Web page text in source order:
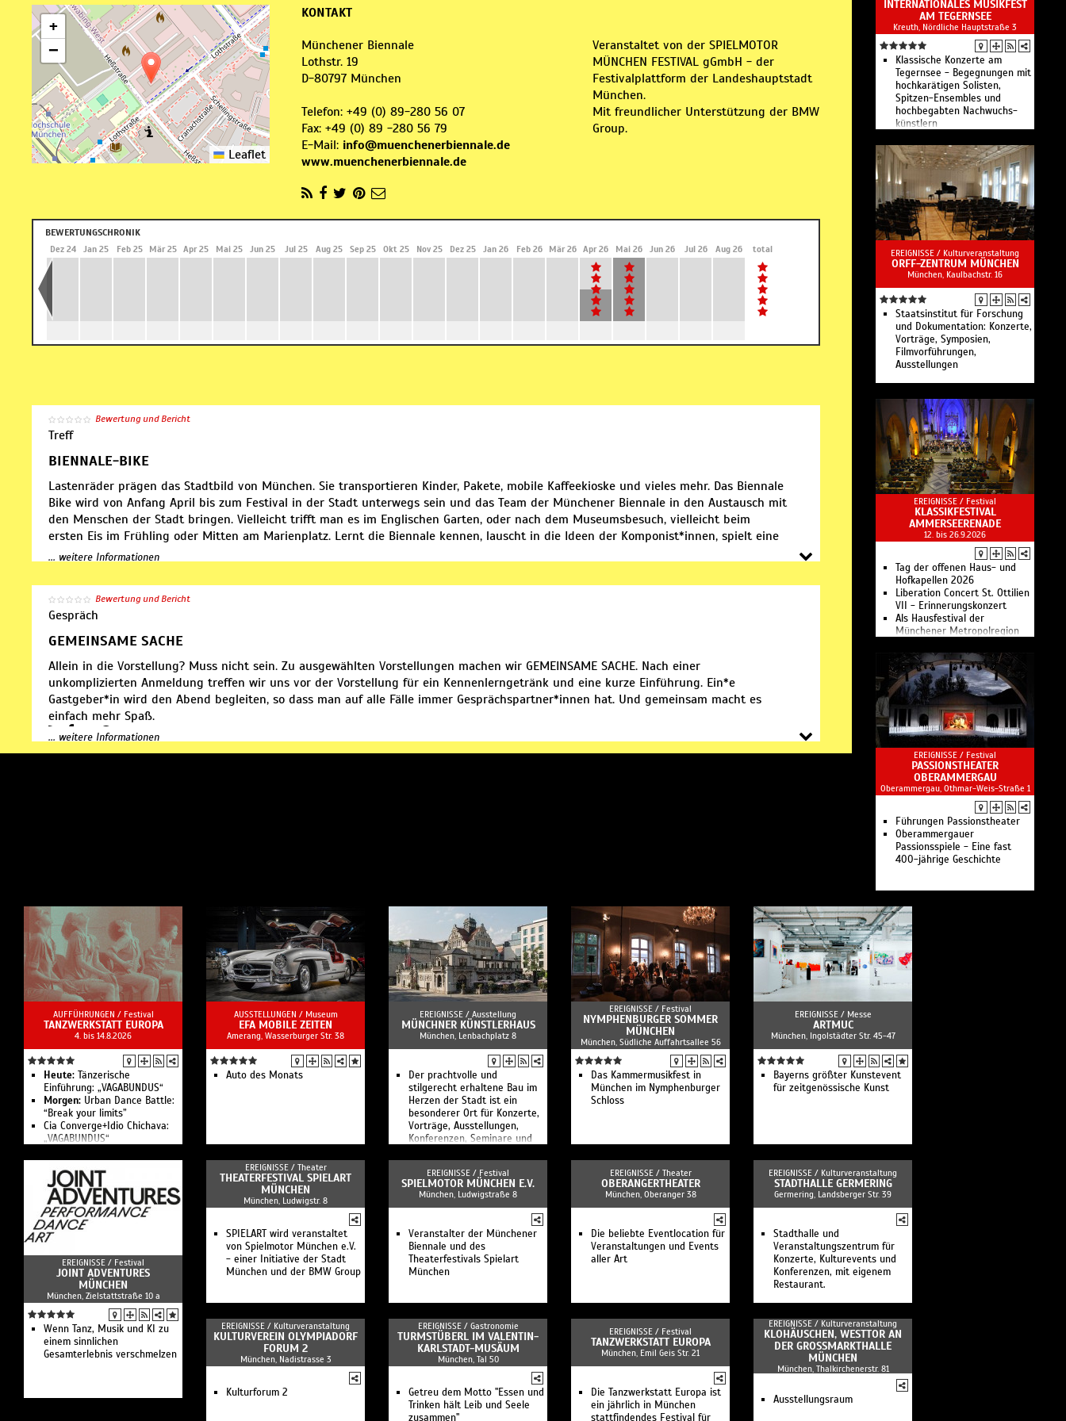
+
−
Leaflet
KONTAKT
Münchener Biennale
Lothstr. 19
D-80797 München
Telefon: +49 (0) 89-280 56 07
Fax: +49 (0) 89 -280 56 79
E-Mail: info@muenchenerbiennale.de
www.muenchenerbiennale.de
Veranstaltet von der SPIELMOTOR
MÜNCHEN FESTIVAL gGmbH ­­- der
Festivalplattform der Landeshauptstadt
München.
Mit freundlicher Unterstützung der BMW
Group.
BEWERTUNGSCHRONIK
Dez 24 Jan 25 Feb 25 Mär 25 Apr 25 Mai 25 Jun 25 Jul 25 Aug 25 Sep 25 Okt 25 Nov 25 Dez 25 Jan 26 Feb 26 Mär 26 Apr 26 Mai 26 Jun 26 Jul 26 Aug 26 total
Bewertung und Bericht
Treff
BIENNALE-BIKE
Lastenräder prägen das Stadtbild von München. Sie transportieren Kinder, Pakete, mobile Kaffeekioske und vieles mehr. Das Biennale
Bike wird von Anfang April bis zum Festival in der Stadt unterwegs sein und das Team der Münchener Biennale in den Austausch mit
den Menschen der Stadt bringen. Vielleicht trifft man es im Englischen Garten, oder nach dem Museumsbesuch, vielleicht beim
ersten Eis im Frühling oder Mitten am Marienplatz. Lernt die Biennale kennen, lauscht in die Ideen der Komponist*innen, spielt eine
Runde Tischkicker und findet eure perfekte Vorstellung für den Mai.
... weitere Informationen
Bewertung und Bericht
Gespräch
GEMEINSAME SACHE
Allein in die Vorstellung? Muss nicht sein. Zu ausgewählten Vorstellungen machen wir GEMEINSAME SACHE. Nach einer
unkomplizierten Anmeldung treffen wir uns vor der Vorstellung für ein Kennenlerngetränk und eine kurze Einführung. Ein*e
Gastgeber*in wird den Abend begleiten, so dass man auf alle Fälle immer Gesprächspartner*innen hat. Und gemeinsam macht es
einfach mehr Spaß.
... weitere Informationen
INTERNATIONALES MUSIKFEST
AM TEGERNSEE
Kreuth, Nördliche Hauptstraße 3
Klassische Konzerte am
Tegernsee - Begegnungen mit
hochkarätigen Solisten,
Spitzen-Ensem­bles und
hochbegabten Nach­wuchs­
künstlern
EREIGNISSE / Kulturveranstaltung
ORFF-ZENTRUM MÜNCHEN
München, Kaulbachstr. 16
Staatsinstitut für Forschung
und Dokumentation: Konzerte,
Vorträge, Symposien,
Filmvorführungen,
Ausstellungen
EREIGNISSE / Festival
KLASSIKFESTIVAL
AMMERSEERENADE
12. bis 26.9.2026
Tag der offenen Haus- und
Hofkapellen 2026
Liberation Concert St. Ottilien
VII - Erinnerungskonzert
Als Hausfestival der
Münchener Metropolregion
Artfestival AMMERSEErenade
an den idyllischen Ammersee
ein.
EREIGNISSE / Festival
PASSIONSTHEATER
OBERAMMERGAU
Oberammergau, Othmar-Weis-Straße 1
Führungen Passionstheater
Oberammergauer
Passionsspiele - Eine fast
400-jährige Geschichte
AUFFÜHRUNGEN / Festival
TANZWERKSTATT EUROPA
4. bis 14.8.2026
Heute: Tänzerische
Einführung: „VAGABUNDUS“
Morgen: Urban Dance Battle:
“Break your limits”
Cia Converge+Idio Chichava:
„VAGABUNDUS“
better“
Open Stage – „Who’s next?“
Einführungsvortrag im
Rahmen von „A Suite of
Dances - A Day In The Studio“
Bewegte Einführung: „A Suite
of Dances - A Day In The
Studio“
Dance On Ensemble:
Dorothée Munyaneza, Cie
Kadidi: „Toi, moi, Tituba…“
Experimental Jam
Final Lecture & Party
AUSSTELLUNGEN / Museum
EFA MOBILE ZEITEN
Amerang, Wasserburger Str. 38
Auto des Monats
EREIGNISSE / Ausstellung
MÜNCHNER KÜNSTLERHAUS
München, Lenbachplatz 8
Der prachtvolle und
stilgerecht erhaltene Bau im
Herzen der Stadt ist ein
besonderer Ort für Konzerte,
Vorträge, Ausstellungen,
Konferenzen, Seminare und
EREIGNISSE / Festival
NYMPHENBURGER SOMMER
MÜNCHEN
München, Südliche Auffahrtsallee 56
Das Kammermusikfest in
München im Nymphenburger
Schloss
EREIGNISSE / Messe
ARTMUC
München, Ingolstädter Str. 45-47
Bayerns größter Kunstevent
für zeitgenössische Kunst
EREIGNISSE / Festival
JOINT ADVENTURES
MÜNCHEN
München, Zielstattstraße 10 a
Wenn Tanz, Musik und KI zu
einem sinnlichen
Gesamterlebnis verschmelzen
EREIGNISSE / Theater
THEATERFESTIVAL SPIELART
MÜNCHEN
München, Ludwigstr. 8
SPIELART wird veranstaltet
von Spielmotor München e.V.
- einer Initiative der Stadt
München und der BMW Group
EREIGNISSE / Festival
SPIELMOTOR MÜNCHEN E.V.
München, Ludwigstraße 8
Veranstalter der Münchener
Biennale und des
Theaterfestivals Spielart
München
EREIGNISSE / Theater
OBERANGERTHEATER
München, Oberanger 38
Die beliebte Eventlocation für
Veranstaltungen und Events
aller Art
EREIGNISSE / Kulturveranstaltung
STADTHALLE GERMERING
Germering, Landsberger Str. 39
Stadthalle und
Veranstaltungszentrum für
Konzerte, Kulturevents und
Konferenzen, mit eigenem
Restaurant.
EREIGNISSE / Kulturveranstaltung
KULTURVEREIN OLYMPIADORF
FORUM 2
München, Nadistrasse 3
Kulturforum 2
EREIGNISSE / Gastronomie
TURMSTÜBERL IM VALENTIN-
KARLSTADT-MUSÄUM
München, Tal 50
Getreu dem Motto "Essen und
Trinken hält Leib und Seele
zusammen"
EREIGNISSE / Festival
TANZWERKSTATT EUROPA
München, Emil Geis Str. 21
Die Tanzwerkstatt Europa ist
ein jährlich in München
stattfindendes Festival für
EREIGNISSE / Kulturveranstaltung
KLOHÄUSCHEN, WESTTOR AN
DER GROSSMARKTHALLE M
ÜNCHEN
München, Thalkirchenerstr. 81
Ausstellungsraum